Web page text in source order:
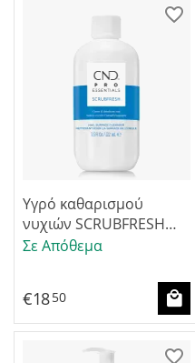
Υγρό καθαρισμού
νυχιών SCRUBFRESH
222ml
Σε Απόθεμα
€1850